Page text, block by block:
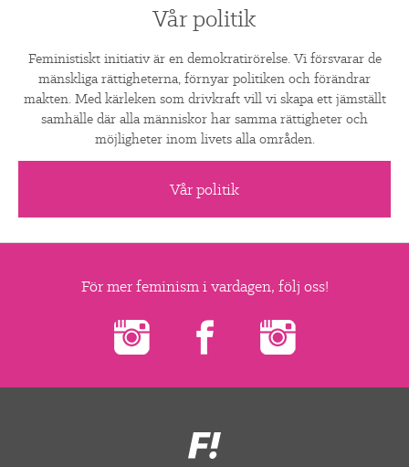
Vår politik
Feministiskt initiativ är en demokratirörelse. Vi försvarar de
mänskliga rättigheterna, förnyar politiken och förändrar
makten. Med kärleken som drivkraft vill vi skapa ett jämställt
samhälle där alla människor har samma rättigheter och
möjligheter inom livets alla områden.
Vår politik
För mer feminism i vardagen, följ oss!
Feministiskt
initiativ